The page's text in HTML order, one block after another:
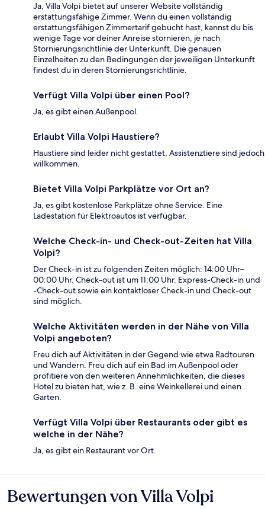
Ja, Villa Volpi bietet auf unserer Website vollständig
erstattungsfähige Zimmer. Wenn du einen vollständig
erstattungsfähigen Zimmertarif gebucht hast, kannst du bis
wenige Tage vor deiner Anreise stornieren, je nach
Stornierungsrichtlinie der Unterkunft. Die genauen
Einzelheiten zu den Bedingungen der jeweiligen Unterkunft
findest du in deren Stornierungsrichtlinie.
Verfügt Villa Volpi über einen Pool?
Ja, es gibt einen Außenpool.
Erlaubt Villa Volpi Haustiere?
Haustiere sind leider nicht gestattet, Assistenztiere sind jedoch
willkommen.
Bietet Villa Volpi Parkplätze vor Ort an?
Ja, es gibt kostenlose Parkplätze ohne Service. Eine
Ladestation für Elektroautos ist verfügbar.
Welche Check-in- und Check-out-Zeiten hat Villa
Volpi?
Der Check-in ist zu folgenden Zeiten möglich: 14:00 Uhr–
00:00 Uhr. Check-out ist um 11:00 Uhr. Express-Check-in und
-Check-out sowie ein kontaktloser Check-in und Check-out
sind möglich.
Welche Aktivitäten werden in der Nähe von Villa
Volpi angeboten?
Freu dich auf Aktivitäten in der Gegend wie etwa Radtouren
und Wandern. Freu dich auf ein Bad im Außenpool oder
profitiere von den weiteren Annehmlichkeiten, die dieses
Hotel zu bieten hat, wie z. B. eine Weinkellerei und einen
Garten.
Verfügt Villa Volpi über Restaurants oder gibt es
welche in der Nähe?
Ja, es gibt ein Restaurant vor Ort.
Bewertungen
Bewertungen von Villa Volpi